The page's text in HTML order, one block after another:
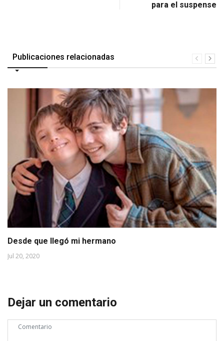
para el suspense
Publicaciones relacionadas
Desde que llegó mi hermano
Jul 20, 2020
Dejar un comentario